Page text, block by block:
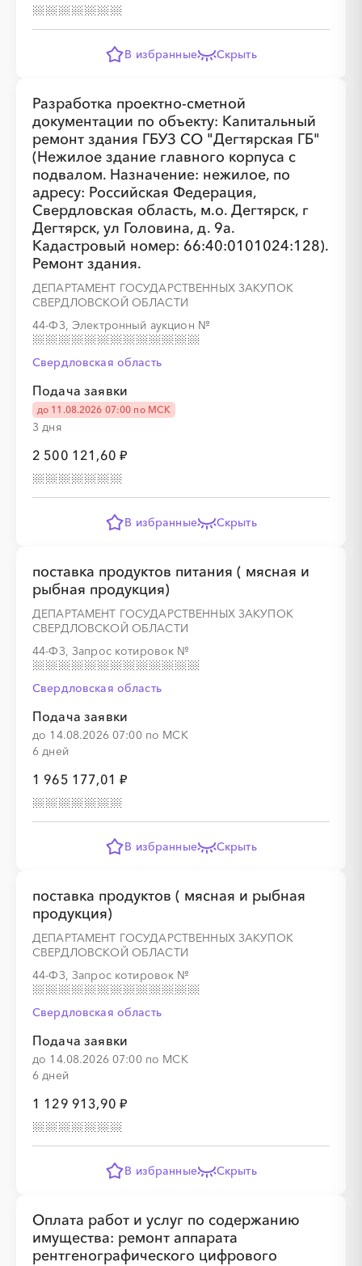
В избранные Скрыть
Разработка проектно-сметной
документации по объекту: Капитальный
ремонт здания ГБУЗ СО "Дегтярская ГБ"
(Нежилое здание главного корпуса с
подвалом. Назначение: нежилое, по
адресу: Российская Федерация,
Свердловская область, м.о. Дегтярск, г
Дегтярск, ул Головина, д. 9а.
Кадастровый номер: 66:40:0101024:128).
Ремонт здания.
ДЕПАРТАМЕНТ ГОСУДАРСТВЕННЫХ ЗАКУПОК
СВЕРДЛОВСКОЙ ОБЛАСТИ
44-ФЗ, Электронный аукцион №
Свердловская область
Подача заявки
до 11.08.2026 07:00 по МСК
3 дня
2 500 121,60 ₽
В избранные Скрыть
поставка продуктов питания ( мясная и
рыбная продукция)
ДЕПАРТАМЕНТ ГОСУДАРСТВЕННЫХ ЗАКУПОК
СВЕРДЛОВСКОЙ ОБЛАСТИ
44-ФЗ, Запрос котировок №
Свердловская область
Подача заявки
до 14.08.2026 07:00 по МСК
6 дней
1 965 177,01 ₽
В избранные Скрыть
поставка продуктов ( мясная и рыбная
продукция)
ДЕПАРТАМЕНТ ГОСУДАРСТВЕННЫХ ЗАКУПОК
СВЕРДЛОВСКОЙ ОБЛАСТИ
44-ФЗ, Запрос котировок №
Свердловская область
Подача заявки
до 14.08.2026 07:00 по МСК
6 дней
1 129 913,90 ₽
В избранные Скрыть
Оплата работ и услуг по содержанию
имущества: ремонт аппарата
рентгенографического цифрового